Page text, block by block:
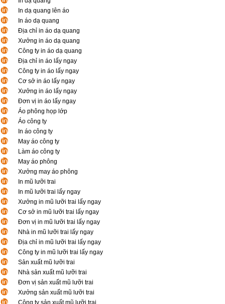
In dạ quang lên áo
In áo dạ quang
Địa chỉ in áo dạ quang
Xưởng in áo dạ quang
Công ty in áo dạ quang
Địa chỉ in áo lấy ngay
Công ty in áo lấy ngay
Cơ sở in áo lấy ngay
Xưởng in áo lấy ngay
Đơn vị in áo lấy ngay
Áo phông họp lớp
Áo công ty
In áo công ty
May áo công ty
Làm áo công ty
May áo phông
Xưởng may áo phông
In mũ lưỡi trai
In mũ lưỡi trai lấy ngay
Xưởng in mũ lưỡi trai lấy ngay
Cơ sở in mũ lưỡi trai lấy ngay
Đơn vị in mũ lưỡi trai lấy ngay
Nhà in mũ lưỡi trai lấy ngay
Địa chỉ in mũ lưỡi trai lấy ngay
Công ty in mũ lưỡi trai lấy ngay
Sản xuất mũ lưỡi trai
Nhà sản xuất mũ lưỡi trai
Đơn vị sản xuất mũ lưỡi trai
Xưởng sản xuất mũ lưỡi trai
Công ty sản xuất mũ lưỡi trai